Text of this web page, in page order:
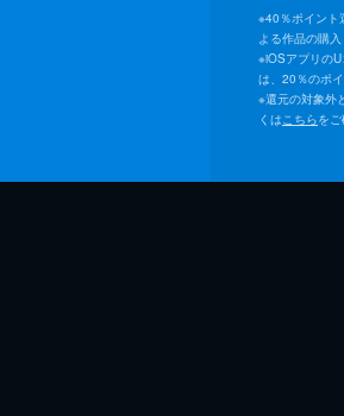
※40％ポイント
よる作品の購
※iOSアプリの
は、20％のポ
※還元の対象外
くはこちらを